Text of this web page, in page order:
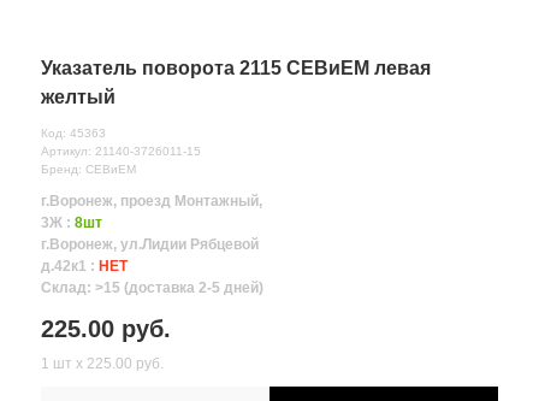
Указатель поворота 2115 СЕВиЕМ левая
желтый
Код: 45363
Артикул: 21140-3726011-15
Бренд: СЕВиЕМ
г.Воронеж, проезд Монтажный,
3Ж : 8шт
г.Воронеж, ул.Лидии Рябцевой
д.42к1 : НЕТ
Склад: >15 (доставка 2-5 дней)
225.00 руб.
1 шт х 225.00 руб.